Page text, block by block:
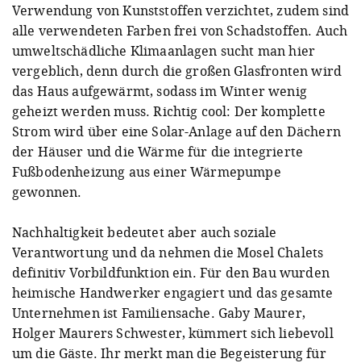
Verwendung von Kunststoffen verzichtet, zudem sind
alle verwendeten Farben frei von Schadstoffen. Auch
umweltschädliche Klimaanlagen sucht man hier
vergeblich, denn durch die großen Glasfronten wird
das Haus aufgewärmt, sodass im Winter wenig
geheizt werden muss. Richtig cool: Der komplette
Strom wird über eine Solar-Anlage auf den Dächern
der Häuser und die Wärme für die integrierte
Fußbodenheizung aus einer Wärmepumpe
gewonnen.
Nachhaltigkeit bedeutet aber auch soziale
Verantwortung und da nehmen die Mosel Chalets
definitiv Vorbildfunktion ein. Für den Bau wurden
heimische Handwerker engagiert und das gesamte
Unternehmen ist Familiensache. Gaby Maurer,
Holger Maurers Schwester, kümmert sich liebevoll
um die Gäste. Ihr merkt man die Begeisterung für